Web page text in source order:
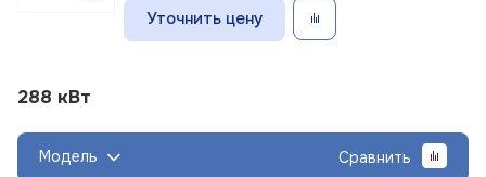
Уточнить цену
288 кВт
Модель Сравнить